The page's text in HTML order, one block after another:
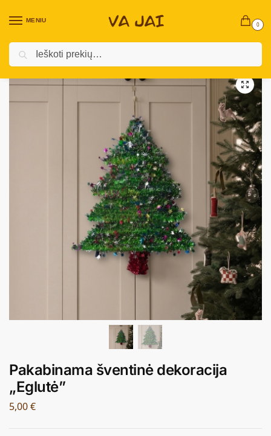
MENIU
0
Pradžia / Kalėdinės prekės
Pakabinama šventinė dekoracija
„Eglutė”
5,00€